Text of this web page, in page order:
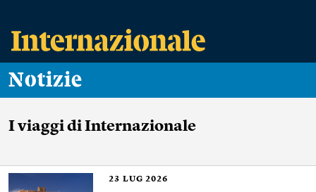
Notizie
I viaggi di Internazionale
23 LUG 2026